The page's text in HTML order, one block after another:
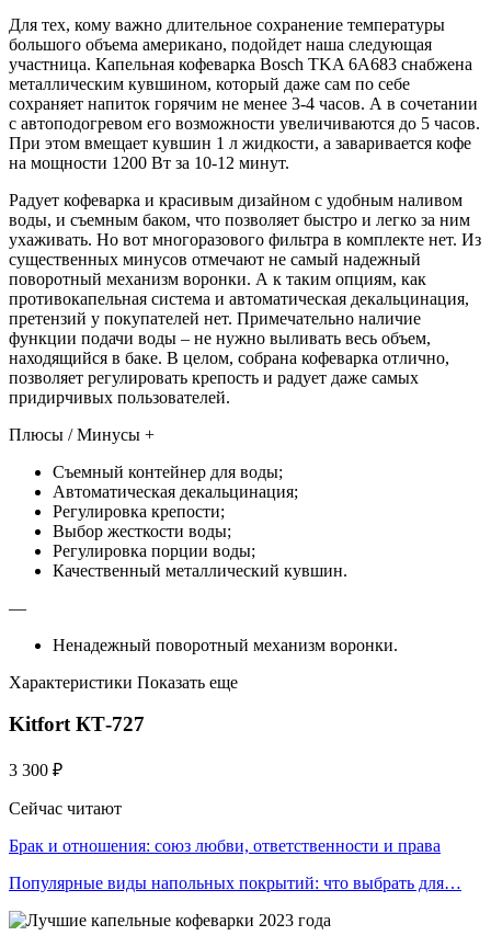
Для тех, кому важно длительное сохранение температуры
большого объема американо, подойдет наша следующая
участница. Капельная кофеварка Bosch TKA 6A683 снабжена
металлическим кувшином, который даже сам по себе
сохраняет напиток горячим не менее 3-4 часов. А в сочетании
с автоподогревом его возможности увеличиваются до 5 часов.
При этом вмещает кувшин 1 л жидкости, а заваривается кофе
на мощности 1200 Вт за 10-12 минут.
Радует кофеварка и красивым дизайном с удобным наливом
воды, и съемным баком, что позволяет быстро и легко за ним
ухаживать. Но вот многоразового фильтра в комплекте нет. Из
существенных минусов отмечают не самый надежный
поворотный механизм воронки. А к таким опциям, как
противокапельная система и автоматическая декальцинация,
претензий у покупателей нет. Примечательно наличие
функции подачи воды – не нужно выливать весь объем,
находящийся в баке. В целом, собрана кофеварка отлично,
позволяет регулировать крепость и радует даже самых
придирчивых пользователей.
Плюсы / Минусы +
Съемный контейнер для воды;
Автоматическая декальцинация;
Регулировка крепости;
Выбор жесткости воды;
Регулировка порции воды;
Качественный металлический кувшин.
—
Ненадежный поворотный механизм воронки.
Характеристики Показать еще
Kitfort КТ-727
3 300 ₽
Сейчас читают
Брак и отношения: союз любви, ответственности и права
Популярные виды напольных покрытий: что выбрать для…